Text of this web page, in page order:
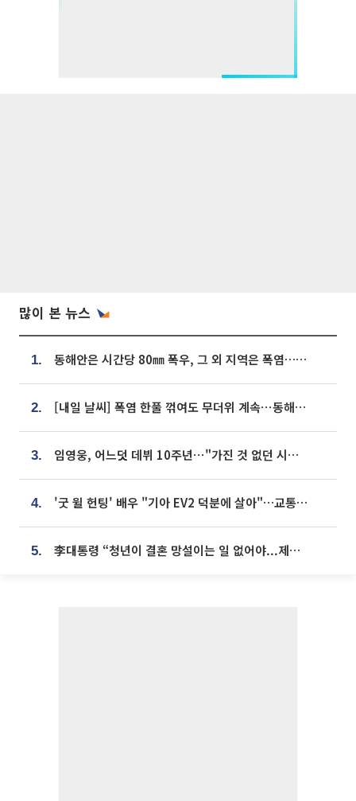
많이 본 뉴스
1. 동해안은 시간당 80㎜ 폭우, 그 외 지역은 폭염…‘극과 극 날씨’
2. [내일 날씨] 폭염 한풀 꺾여도 무더위 계속⋯동해안 이틀 연속 비
3. 임영웅, 어느덧 데뷔 10주년⋯"가진 것 없던 시절, 내 앞엔 20명의 팬뿐"
4. '굿 윌 헌팅' 배우 "기아 EV2 덕분에 살아"…교통사고 후 안전성 극찬
5. 李대통령 “청년이 결혼 망설이는 일 없어야...제도상 불이익 조사”